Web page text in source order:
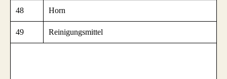
48 Horn
49 Reinigungsmittel